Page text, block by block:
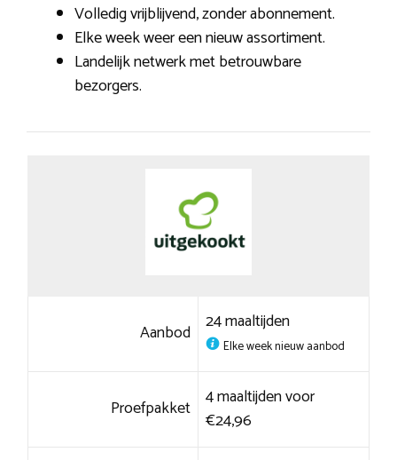
Volledig vrijblijvend, zonder abonnement.
Elke week weer een nieuw assortiment.
Landelijk netwerk met betrouwbare
bezorgers.
Aanbod 24 maaltijden
Elke week nieuw aanbod
Proefpakket 4 maaltijden voor
€24,96